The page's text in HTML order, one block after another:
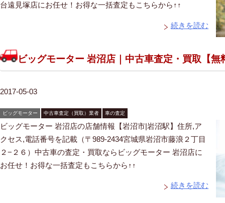
台遠見塚店にお任せ！お得な一括査定もこちらから↑↑
続きを読む
ビッグモーター 岩沼店｜中古車査定・買取【無
2017-05-03
ビッグモーター 中古車査定（買取）業者 車の査定
ビッグモーター 岩沼店の店舗情報【岩沼市|岩沼駅】住所,ア
クセス,電話番号を記載（〒989-2434宮城県岩沼市藤浪２丁目
２−２６）中古車の査定・買取ならビッグモーター 岩沼店に
お任せ！お得な一括査定もこちらから↑↑
続きを読む